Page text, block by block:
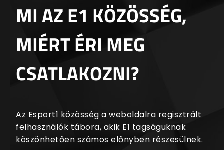
MI AZ E1 KÖZÖSSÉG,
MIÉRT ÉRI MEG
CSATLAKOZNI?
Az Esport1 közösség a weboldalra regisztrált
felhasználók tábora, akik E1 tagságuknak
köszönhetően számos előnyben részesülnek.